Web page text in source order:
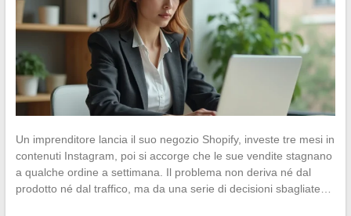
Un imprenditore lancia il suo negozio Shopify, investe tre mesi in
contenuti Instagram, poi si accorge che le sue vendite stagnano
a qualche ordine a settimana. Il problema non deriva né dal
prodotto né dal traffico, ma da una serie di decisioni sbagliate…